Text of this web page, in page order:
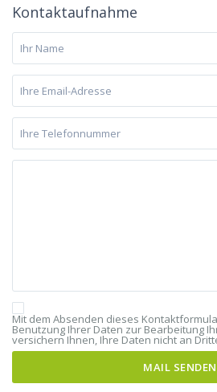
Kontaktaufnahme
Mit dem Absenden dieses
Benutzung Ihrer Daten zur Bearbeitung
versichern Ihnen, Ihre Daten nicht an